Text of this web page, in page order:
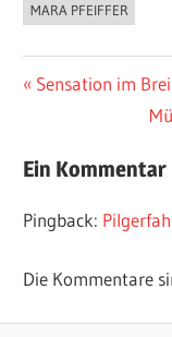
MARA PFEIFFER
Vorheriger
Sensation im
Ein Kommentar
Pingback:
Die Kommentare